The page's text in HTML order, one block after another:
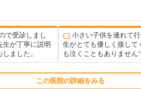
で受診しまし
生が丁寧に説明
ました。
小さい子供を連れて
生がとても優しく接して
も泣くこともありません
この医院の詳細をみる